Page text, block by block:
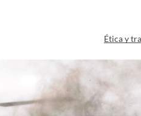
Ética y